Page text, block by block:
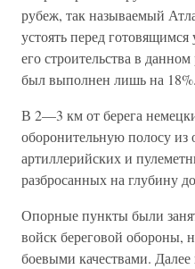
рубеж, так называемый
устоять перед
его строительства в
был выполнен лишь на 18%.
В 2—3 км от берега
оборонительную полосу
артиллерийских и
разбросанных на глубину
Опорные пункты были
войск береговой обороны,
боевыми качествами.